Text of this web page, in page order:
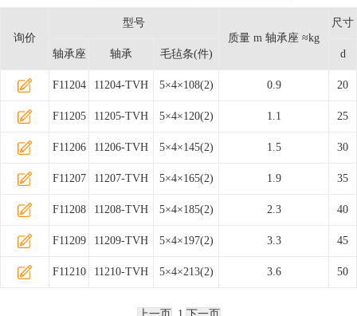
询价
型号
质量 m 轴承座 ≈kg
尺寸
轴承座 轴承 毛毡条(件) d
F11204 11204-TVH 5×4×108(2) 0.9 20
F11205 11205-TVH 5×4×120(2) 1.1 25
F11206 11206-TVH 5×4×145(2) 1.5 30
F11207 11207-TVH 5×4×165(2) 1.9 35
F11208 11208-TVH 5×4×185(2) 2.3 40
F11209 11209-TVH 5×4×197(2) 3.3 45
F11210 11210-TVH 5×4×213(2) 3.6 50